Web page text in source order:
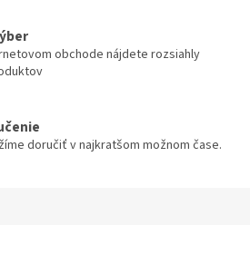
obchode nájdete rozsiahly
doručiť v najkratšom možnom čase.